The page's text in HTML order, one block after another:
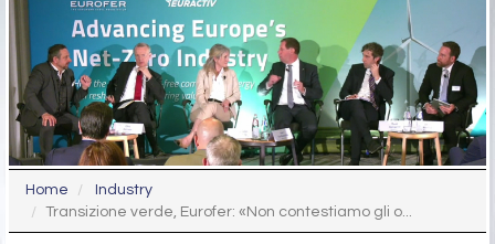
Home
Industry
Transizione verde, Eurofer: «Non contestiamo gli o...